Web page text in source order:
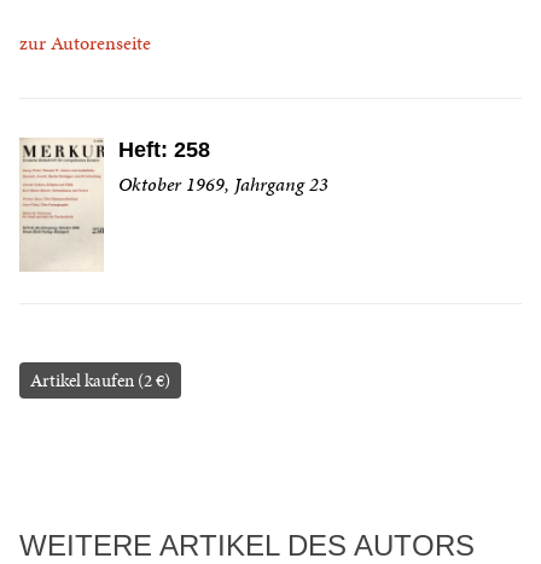
zur Autorenseite
Heft: 258
Oktober 1969, Jahrgang 23
Artikel kaufen (2 €)
WEITERE ARTIKEL DES AUTORS